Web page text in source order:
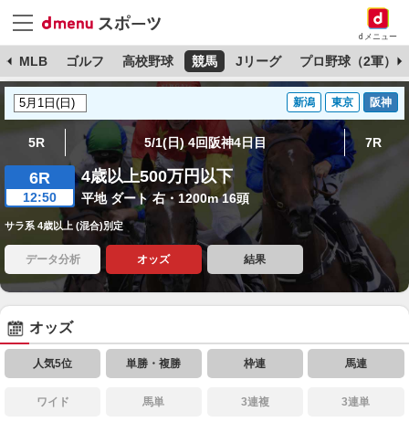
dメニュー
MLB ゴルフ 高校野球 競馬 Jリーグ プロ野球（2軍）
新潟 東京 阪神
5R 5/1(日) 4回阪神4日目 7R
6R
12:50
4歳以上500万円以下
平地 ダート 右・1200m 16頭
サラ系 4歳以上 (混合)別定
データ分析 オッズ 結果
オッズ
人気5位 単勝・複勝 枠連 馬連
ワイド 馬単 3連複 3連単